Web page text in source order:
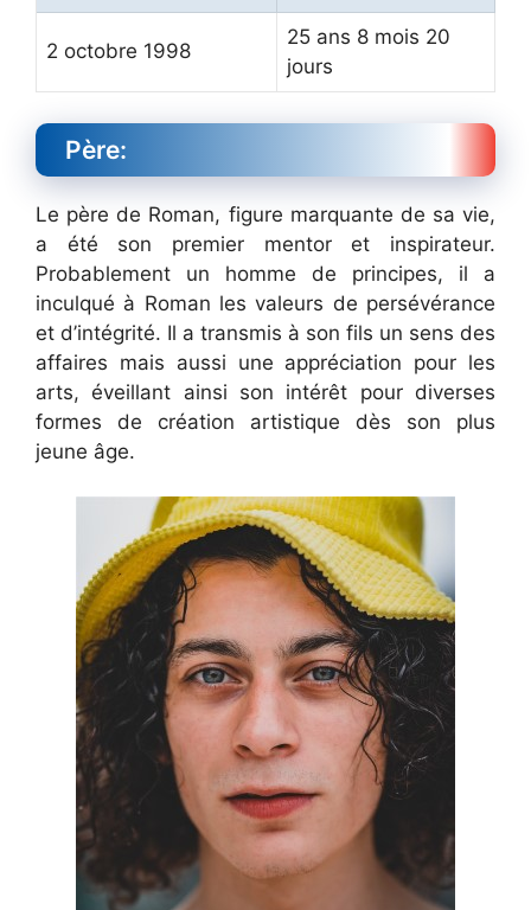
2 octobre 1998
25 ans 8 mois 20
jours
Père:
Le père de Roman, figure marquante de sa vie,
a été son premier mentor et inspirateur.
Probablement un homme de principes, il a
inculqué à Roman les valeurs de persévérance
et d’intégrité. Il a transmis à son fils un sens des
affaires mais aussi une appréciation pour les
arts, éveillant ainsi son intérêt pour diverses
formes de création artistique dès son plus
jeune âge.